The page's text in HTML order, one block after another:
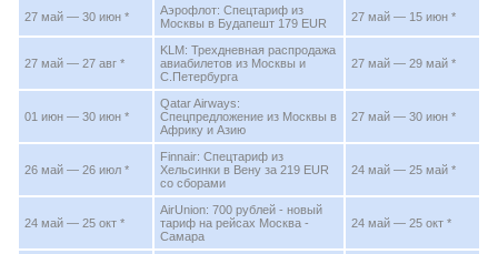
27 май — 30 июн *
Аэрофлот: Спецтариф из
Москвы в Будапешт 179 EUR
27 май — 15 июн *
27 май — 27 авг *
KLM: Трехдневная распродажа
авиабилетов из Москвы и
С.Петербурга
27 май — 29 май *
01 июн — 30 июн *
Qatar Airways:
Спецпредложение из Москвы в
Африку и Азию
27 май — 30 июн *
26 май — 26 июл *
Finnair: Спецтариф из
Хельсинки в Вену за 219 EUR
со сборами
24 май — 25 май *
24 май — 25 окт *
AirUnion: 700 рублей - новый
тариф на рейсах Москва -
Самара
24 май — 25 окт *